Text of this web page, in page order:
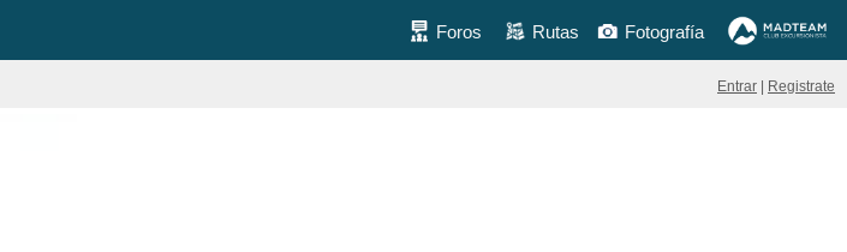
Foros Rutas Fotografía
Entrar Registrate